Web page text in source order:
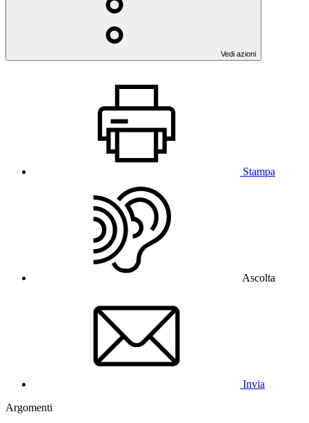
Vedi azioni
Stampa
Ascolta
Invia
Argomenti